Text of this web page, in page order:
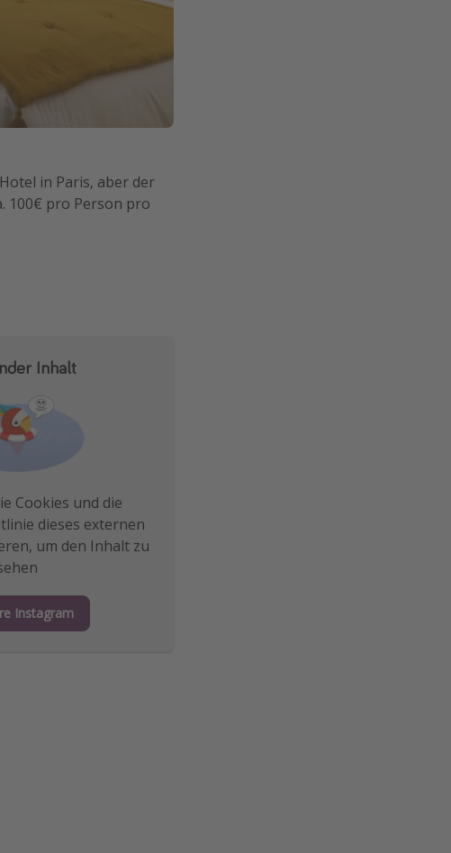
in Paris, aber der
100€ pro Person pro
Inhalt
Cookies und die
dieses externen
um den Inhalt zu
Instagram